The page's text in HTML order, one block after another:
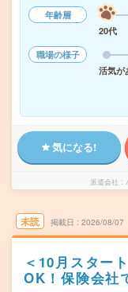
年齢層
20代
職場の様子
活気が
気になる!
派遣会社
未読 掲載日 2026/08/07
＜10月スター
OK！保険会社